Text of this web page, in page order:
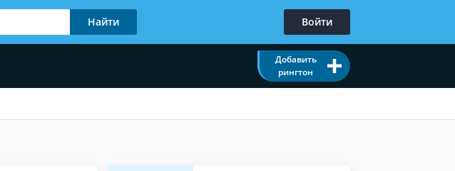
Войти
Добавить
рингтон